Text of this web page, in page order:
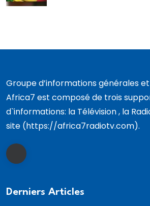
Groupe d’informations générales
Africa7 est composé de trois
d`informations: la Télévision , la
site (https://africa7radiotv.com).
Derniers Articles